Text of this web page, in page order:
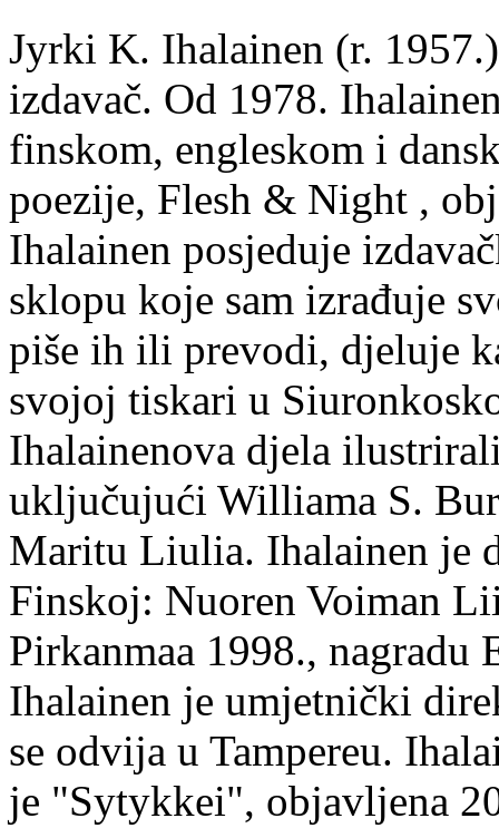
Jyrki K. Ihalainen (r.
izdavač. Od 1978.
finskom, engleskom i
poezije, Flesh & Night ,
Ihalainen posjeduje
sklopu koje sam izrađuje
piše ih ili prevodi, djeluje
svojoj tiskari u
Ihalainenova djela
uključujući Williama S.
Maritu Liulia. Ihalainen je
Finskoj: Nuoren Voiman
Pirkanmaa 1998.,
Ihalainen je umjetnički
se odvija u Tampereu.
je "Sytykkei", objavljena